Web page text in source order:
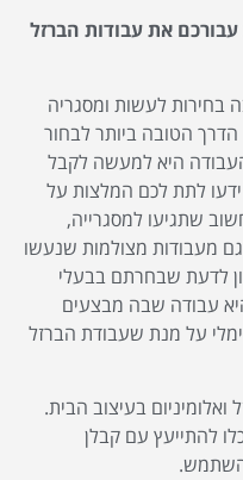
את עבודות הברזל
בחירות לעשות ומסגריה
הטובה ביותר לבחור
היא למעשה לקבל
לתת לכם המלצות על
שתגיעו למסגרייה,
מעבודות מצולמות שנעשו
לדעת שבחרתם בבעלי
עבודה שבה מבצעים
על מנת שעבודת הברזל
ואלומיניום בעיצוב הבית.
להתייעץ עם קבלן